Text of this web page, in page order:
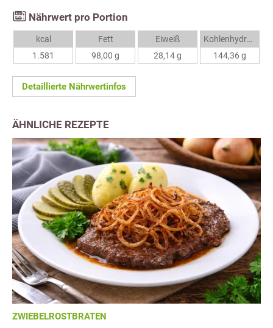
Nährwert pro Portion
kcal
1.581
Fett
98,00 g
Eiweiß
28,14 g
Kohlenhydrate
144,36 g
Detaillierte Nährwertinfos
ÄHNLICHE REZEPTE
ZWIEBELROSTBRATEN